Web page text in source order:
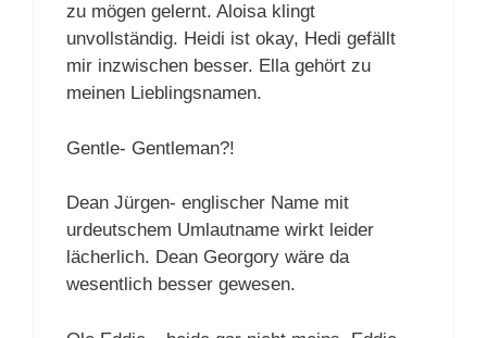
zu mögen gelernt. Aloisa klingt
unvollständig. Heidi ist okay, Hedi gefällt
mir inzwischen besser. Ella gehört zu
meinen Lieblingsnamen.
Gentle- Gentleman?!
Dean Jürgen- englischer Name mit
urdeutschem Umlautname wirkt leider
lächerlich. Dean Georgory wäre da
wesentlich besser gewesen.